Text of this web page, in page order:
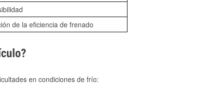
de la eficiencia de frenado
en condiciones de frío: